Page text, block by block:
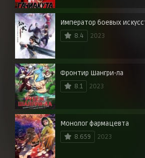
Император боевых
8.4
2023
Фронтир Шангри-ла
8.1
2023
Монолог фармацевта
8.659
2023